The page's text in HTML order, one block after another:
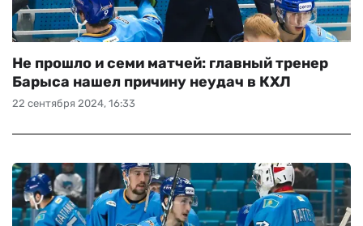
22 сентября 2024, 16:33
Не прошло и семи матчей: главный тренер
Барыса нашел причину неудач в КХЛ